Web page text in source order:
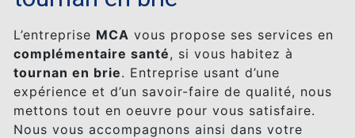
L’entreprise MCA vous propose ses services en
complémentaire santé, si vous habitez à
tournan en brie. Entreprise usant d’une
expérience et d’un savoir-faire de qualité, nous
mettons tout en oeuvre pour vous satisfaire.
Nous vous accompagnons ainsi dans votre